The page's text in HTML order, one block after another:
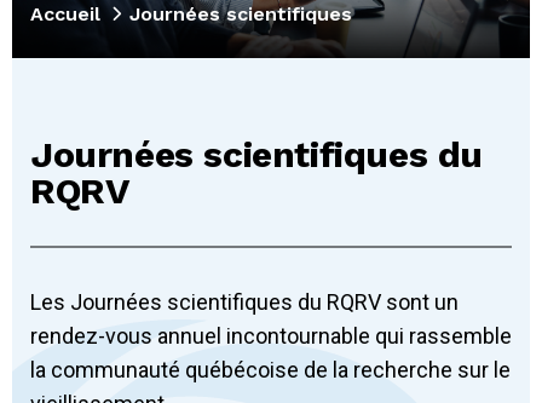
Accueil Journées scientifiques
Journées scientifiques du
RQRV
Les Journées scientifiques du RQRV sont un
rendez-vous annuel incontournable qui rassemble
la communauté québécoise de la recherche sur le